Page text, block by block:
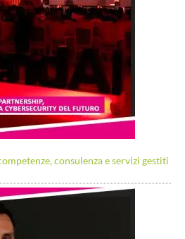
consulenza e servizi gestiti